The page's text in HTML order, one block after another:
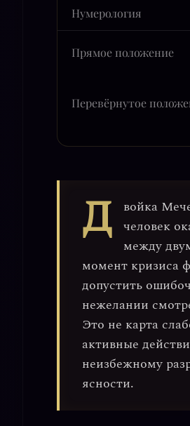
Нумерология
Прямое положение
Перевёрнутое
Д войка
человек
между
момент кризиса
допустить
нежелании
Это не карта
активные
неизбежному
ясности.